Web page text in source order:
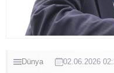
Dünya 02.06.2026